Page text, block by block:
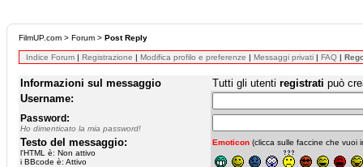
FilmUP.com > Forum > Post Reply
Indice Forum | Registrazione | Modifica profilo e preferenze | Messaggi privati | FAQ |
Informazioni sul messaggio Tutti gli utenti registrati può
Username:
Password:
Ho dimenticato la mia password!
Testo del messaggio:
l'HTML è: Non attivo
i BBcode è: Attivo
Emoticon (clicca sulle faccine che vuoi